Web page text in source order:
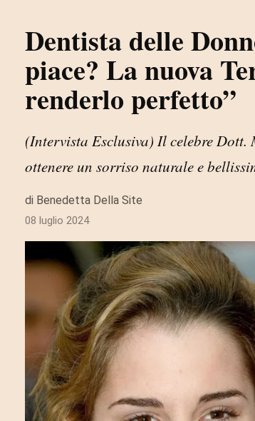
Dentista delle
piace? La nuova
renderlo perfetto”
(Intervista Esclusiva) Il celebre
ottenere un sorriso naturale e
di Benedetta Della Site
08 luglio 2024